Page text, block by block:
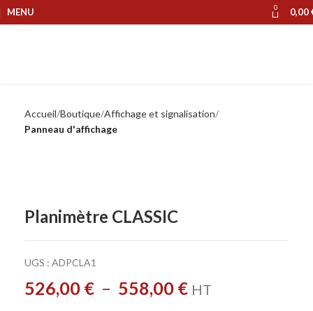
MENU 0 0,00
Accueil Boutique Affichage et signalisation
Panneau d'affichage
Planimètre CLASSIC
UGS : ADPCLA1
526,00 € – 558,00 € HT